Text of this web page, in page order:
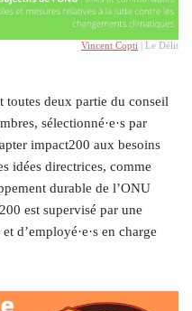
Vincent Copti | Le Délit
deux partie du conseil
sélectionné·e·s par
impact200 aux besoins
idées directrices, comme
durable de l’ONU
est supervisé par une
d’employé·e·s en charge